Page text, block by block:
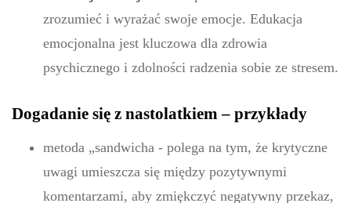
zrozumieć i wyrażać swoje emocje. Edukacja
emocjonalna jest kluczowa dla zdrowia
psychicznego i zdolności radzenia sobie ze stresem.
Dogadanie się z nastolatkiem – przykłady
metoda „sandwicha - polega na tym, że krytyczne
uwagi umieszcza się między pozytywnymi
komentarzami, aby zmiękczyć negatywny przekaz,